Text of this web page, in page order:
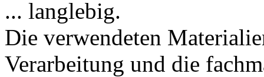
... langlebig.
Die verwendeten
Verarbeitung und die